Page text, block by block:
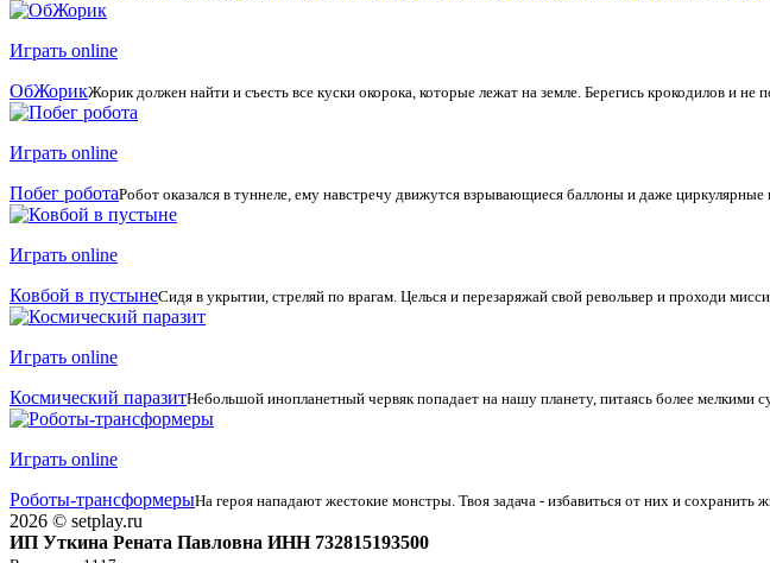
Играть online
ОбЖорикЖорик должен найти и съесть все куски окорока, которые лежат на земле. Берегись крокодилов и не
Играть online
Побег роботаРобот оказался в туннеле, ему навстречу движутся взрывающиеся баллоны и даже циркулярные
Играть online
Ковбой в пустынеСидя в укрытии, стреляй по врагам. Целься и перезаряжай свой револьвер и проходи
Играть online
Космический паразитНебольшой инопланетный червяк попадает на нашу планету, питаясь более мелкими
Играть online
Роботы-трансформерыНа героя нападают жестокие монстры. Твоя задача - избавиться от них и сохранить
2026 © setplay.ru
ИП Уткина Рената Павловна ИНН 732815193500